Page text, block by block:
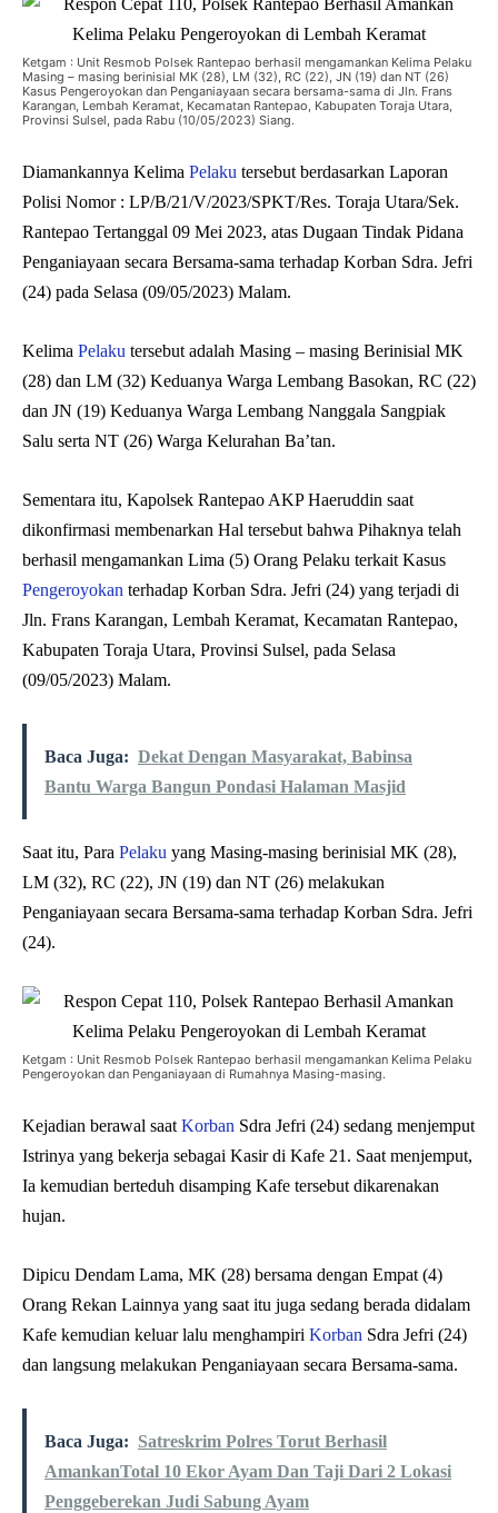
Ketgam : Unit Resmob Polsek Rantepao berhasil mengamankan Kelima Pelaku
Masing – masing berinisial MK (28), LM (32), RC (22), JN (19) dan NT (26)
Kasus Pengeroyokan dan Penganiayaan secara bersama-sama di Jln. Frans
Karangan, Lembah Keramat, Kecamatan Rantepao, Kabupaten Toraja Utara,
Provinsi Sulsel, pada Rabu (10/05/2023) Siang.
Diamankannya Kelima Pelaku tersebut berdasarkan Laporan
Polisi Nomor : LP/B/21/V/2023/SPKT/Res. Toraja Utara/Sek.
Rantepao Tertanggal 09 Mei 2023, atas Dugaan Tindak Pidana
Penganiayaan secara Bersama-sama terhadap Korban Sdra. Jefri
(24) pada Selasa (09/05/2023) Malam.
Kelima Pelaku tersebut adalah Masing – masing Berinisial MK
(28) dan LM (32) Keduanya Warga Lembang Basokan, RC (22)
dan JN (19) Keduanya Warga Lembang Nanggala Sangpiak
Salu serta NT (26) Warga Kelurahan Ba’tan.
Sementara itu, Kapolsek Rantepao AKP Haeruddin saat
dikonfirmasi membenarkan Hal tersebut bahwa Pihaknya telah
berhasil mengamankan Lima (5) Orang Pelaku terkait Kasus
Pengeroyokan terhadap Korban Sdra. Jefri (24) yang terjadi di
Jln. Frans Karangan, Lembah Keramat, Kecamatan Rantepao,
Kabupaten Toraja Utara, Provinsi Sulsel, pada Selasa
(09/05/2023) Malam.
Baca Juga: Dekat Dengan Masyarakat, Babinsa
Bantu Warga Bangun Pondasi Halaman Masjid
Saat itu, Para Pelaku yang Masing-masing berinisial MK (28),
LM (32), RC (22), JN (19) dan NT (26) melakukan
Penganiayaan secara Bersama-sama terhadap Korban Sdra. Jefri
(24).
Ketgam : Unit Resmob Polsek Rantepao berhasil mengamankan Kelima Pelaku
Pengeroyokan dan Penganiayaan di Rumahnya Masing-masing.
Kejadian berawal saat Korban Sdra Jefri (24) sedang menjemput
Istrinya yang bekerja sebagai Kasir di Kafe 21. Saat menjemput,
Ia kemudian berteduh disamping Kafe tersebut dikarenakan
hujan.
Dipicu Dendam Lama, MK (28) bersama dengan Empat (4)
Orang Rekan Lainnya yang saat itu juga sedang berada didalam
Kafe kemudian keluar lalu menghampiri Korban Sdra Jefri (24)
dan langsung melakukan Penganiayaan secara Bersama-sama.
Baca Juga: Satreskrim Polres Torut Berhasil
AmankanTotal 10 Ekor Ayam Dan Taji Dari 2 Lokasi
Penggeberekan Judi Sabung Ayam